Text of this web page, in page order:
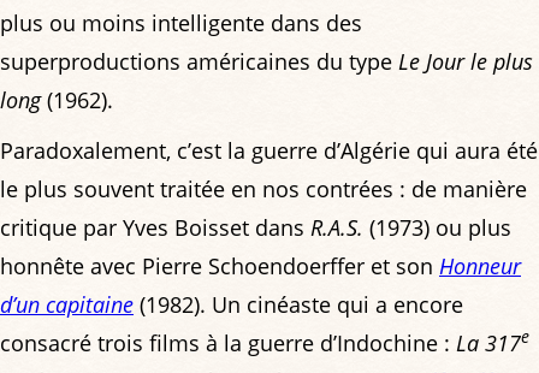
plus ou moins intelligente dans des
superproductions américaines du type Le Jour le plus
long(1962).
Paradoxalement, c’est la guerre d’Algérie qui aura été
le plus souvent traitée en nos contrées : de manière
critique par Yves Boisset dans R.A.S. (1973) ou plus
honnête avec Pierre Schoendoerffer et son Honneur
d’un capitaine (1982). Un cinéaste qui a encore
consacré trois films à la guerre d’Indochine : La 317e